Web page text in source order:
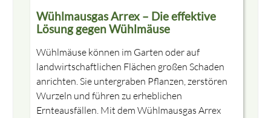
Wühlmausgas Arrex – Die effektive
Lösung gegen Wühlmäuse
Wühlmäuse können im Garten oder auf
landwirtschaftlichen Flächen großen Schaden
anrichten. Sie untergraben Pflanzen, zerstören
Wurzeln und führen zu erheblichen
Ernteausfällen. Mit dem Wühlmausgas Arrex